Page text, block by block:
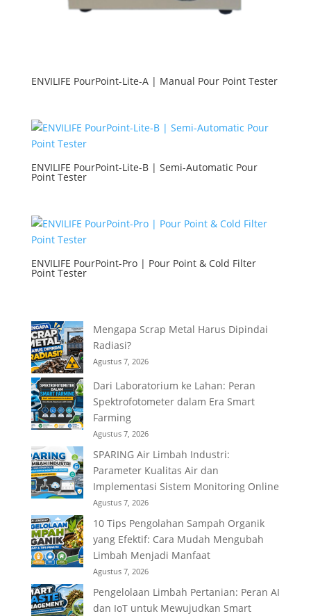
ENVILIFE PourPoint-Lite-A | Manual Pour Point Tester
ENVILIFE PourPoint-Lite-B | Semi-Automatic Pour
Point Tester
ENVILIFE PourPoint-Pro | Pour Point & Cold Filter
Point Tester
Mengapa Scrap Metal Harus Dipindai
Radiasi?
Agustus 7, 2026
Dari Laboratorium ke Lahan: Peran
Spektrofotometer dalam Era Smart
Farming
Agustus 7, 2026
SPARING Air Limbah Industri:
Parameter Kualitas Air dan
Implementasi Sistem Monitoring Online
Agustus 7, 2026
10 Tips Pengolahan Sampah Organik
yang Efektif: Cara Mudah Mengubah
Limbah Menjadi Manfaat
Agustus 7, 2026
Pengelolaan Limbah Pertanian: Peran AI
dan IoT untuk Mewujudkan Smart